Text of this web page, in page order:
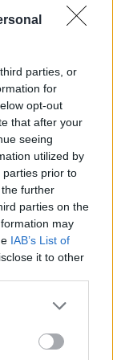
parties, or
for
opt-out
that after your
seeing
utilized by
parties prior to
further
parties on the
may
IAB’s List of
it to other
more Google
may click to
party tags to